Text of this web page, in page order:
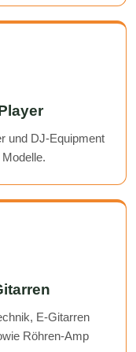
und DJ-Equipment
E-Gitarren
Röhren-Amp